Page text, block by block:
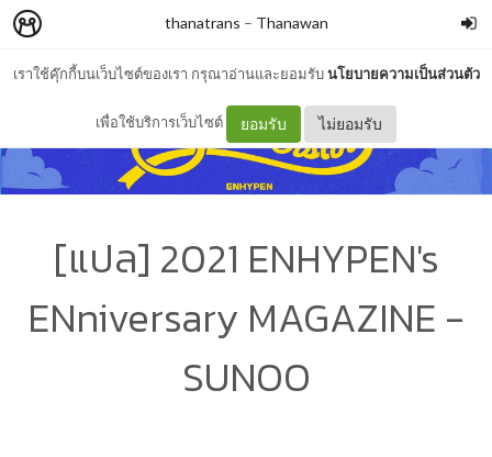
เราใช้คุ๊กกี้บนเว็บไซต์ของเรา กรุณาอ่านและยอมรับนโยบายความเป็นส่วนตัว
เพื่อใช้บริการเว็บไซต์ ยอมรับ ไม่ยอมรับ
thanatrans – Thanawan
[แปล] 2021 ENHYPEN's
ENniversary MAGAZINE -
SUNOO